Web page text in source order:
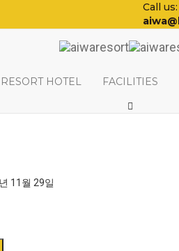
Call
RESORT HOTEL FACILITIES
11월 29일